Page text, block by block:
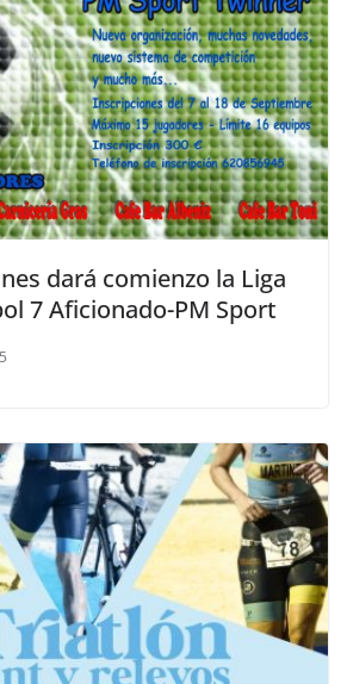
dará comienzo la Liga
7 Aficionado-PM Sport